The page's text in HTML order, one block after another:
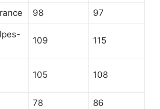
98 97
109 115
105 108
78 86